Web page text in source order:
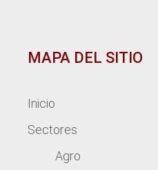
MAPA DEL SITIO
Inicio
Sectores
Agro